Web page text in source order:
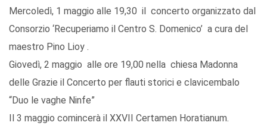
Mercoledì, 1 maggio alle 19,30 il concerto organizzato dal
Consorzio ‘Recuperiamo il Centro S. Domenico’ a cura del
maestro Pino Lioy .
Giovedì, 2 maggio alle ore 19,00 nella chiesa Madonna
delle Grazie il Concerto per flauti storici e clavicembalo
“Duo le vaghe Ninfe”
Il 3 maggio comincerà il XXVII Certamen Horatianum.